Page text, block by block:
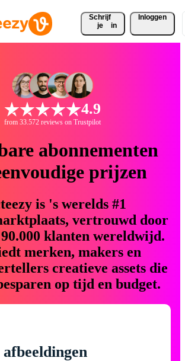
Schrijf
je
in
Inloggen
4.9
from 33.572 reviews on Trustpilot
abonnementen
prijzen
is 's werelds #1
vertrouwd door
klanten wereldwijd.
merken, makers en
creatieve assets die
op tijd en budget.